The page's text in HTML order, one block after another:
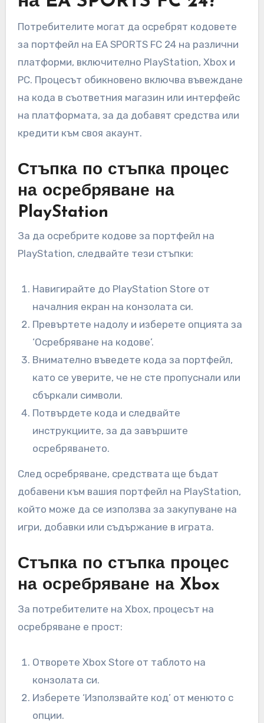
Потребителите могат да осребрят кодовете
за портфейл на EA SPORTS FC 24 на различни
платформи, включително PlayStation, Xbox и
PC. Процесът обикновено включва въвеждане
на кода в съответния магазин или интерфейс
на платформата, за да добавят средства или
кредити към своя акаунт.
Стъпка по стъпка процес
на осребряване на
PlayStation
За да осребрите кодове за портфейл на
PlayStation, следвайте тези стъпки:
Навигирайте до PlayStation Store от
началния екран на конзолата си.
Превъртете надолу и изберете опцията за
‘Осребряване на кодове’.
Внимателно въведете кода за портфейл,
като се уверите, че не сте пропуснали или
сбъркали символи.
Потвърдете кода и следвайте
инструкциите, за да завършите
осребряването.
След осребряване, средствата ще бъдат
добавени към вашия портфейл на PlayStation,
който може да се използва за закупуване на
игри, добавки или съдържание в играта.
Стъпка по стъпка процес
на осребряване на Xbox
За потребителите на Xbox, процесът на
осребряване е прост:
Отворете Xbox Store от таблото на
конзолата си.
Изберете ‘Използвайте код’ от менюто с
опции.